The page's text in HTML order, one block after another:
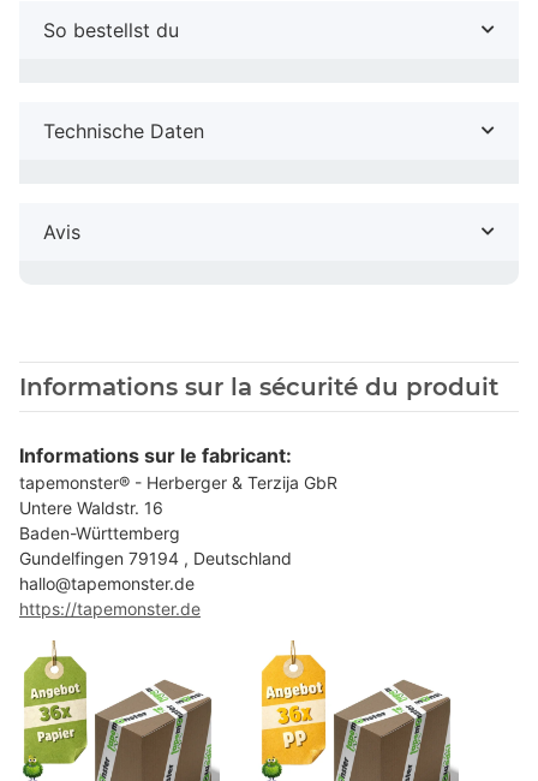
So bestellst du
Technische Daten
Avis
Informations sur la sécurité du produit
Informations sur le fabricant:
tapemonster® - Herberger & Terzija GbR
Untere Waldstr. 16
Baden-Württemberg
Gundelfingen 79194 , Deutschland
hallo@tapemonster.de
https://tapemonster.de